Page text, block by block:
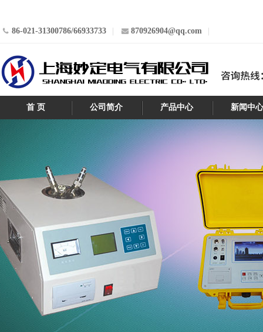
86-021-31300786/66933733 870926904@qq.com
首 页 公司简介 产品中心 新闻中